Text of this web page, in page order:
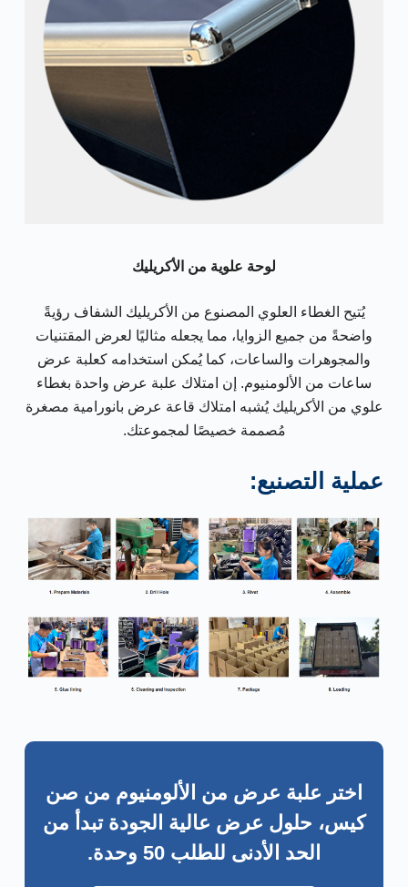
لوحة علوية من الأكريليك
يُتيح الغطاء العلوي المصنوع من الأكريليك الشفاف رؤيةً
واضحةً من جميع الزوايا، مما يجعله مثاليًا لعرض المقتنيات
والمجوهرات والساعات، كما يُمكن استخدامه كعلبة عرض
ساعات من الألومنيوم. إن امتلاك علبة عرض واحدة بغطاء
علوي من الأكريليك يُشبه امتلاك قاعة عرض بانورامية مصغرة
مُصممة خصيصًا لمجموعتك.
عملية التصنيع:
اختر علبة عرض من الألومنيوم من صن
كيس، حلول عرض عالية الجودة تبدأ من
الحد الأدنى للطلب 50 وحدة.